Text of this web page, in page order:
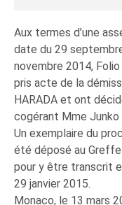
Aux termes d’une
date du 29
novembre 2014,
pris acte de la
HARADA et ont
cogérant Mme Junko
Un exemplaire du
été déposé au Greffe
pour y être transcrit
29 janvier 2015.
Monaco, le 13 mars